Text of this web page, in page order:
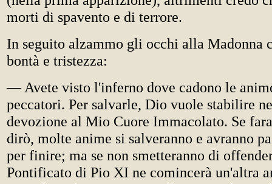
morti di spavento e di terrore.
In seguito alzammo gli occhi alla Madonna
bontà e tristezza:
— Avete visto l'inferno dove cadono le
peccatori. Per salvarle, Dio vuole stabilire
devozione al Mio Cuore Immacolato. Se
dirò, molte anime si salveranno e avranno
per finire; ma se non smetteranno di
Pontificato di Pio XI ne comincerà un'altra